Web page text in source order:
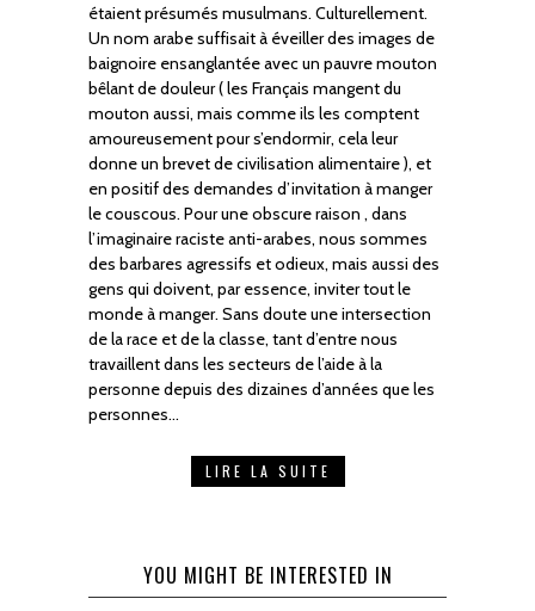
étaient présumés musulmans. Culturellement.
Un nom arabe suffisait à éveiller des images de
baignoire ensanglantée avec un pauvre mouton
bêlant de douleur ( les Français mangent du
mouton aussi, mais comme ils les comptent
amoureusement pour s’endormir, cela leur
donne un brevet de civilisation alimentaire ), et
en positif des demandes d’invitation à manger
le couscous. Pour une obscure raison , dans
l’imaginaire raciste anti-arabes, nous sommes
des barbares agressifs et odieux, mais aussi des
gens qui doivent, par essence, inviter tout le
monde à manger. Sans doute une intersection
de la race et de la classe, tant d’entre nous
travaillent dans les secteurs de l’aide à la
personne depuis des dizaines d’années que les
personnes…
LIRE LA SUITE
YOU MIGHT BE INTERESTED IN